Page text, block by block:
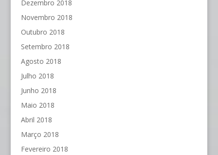
Dezembro 2018
Novembro 2018
Outubro 2018
Setembro 2018
Agosto 2018
Julho 2018
Junho 2018
Maio 2018
Abril 2018
Março 2018
Fevereiro 2018